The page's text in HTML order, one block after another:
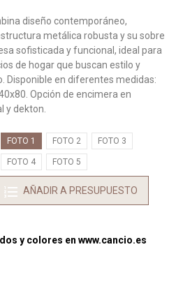
diseño contemporáneo,
metálica robusta y su sobre
sofisticada y funcional, ideal para
de hogar que buscan estilo y
Disponible en diferentes medidas:
Opción de encimera en
y dekton.
FOTO 1 FOTO 2 FOTO 3
FOTO 4 FOTO 5
AÑADIR A PRESUPUESTO
y colores en www.cancio.es